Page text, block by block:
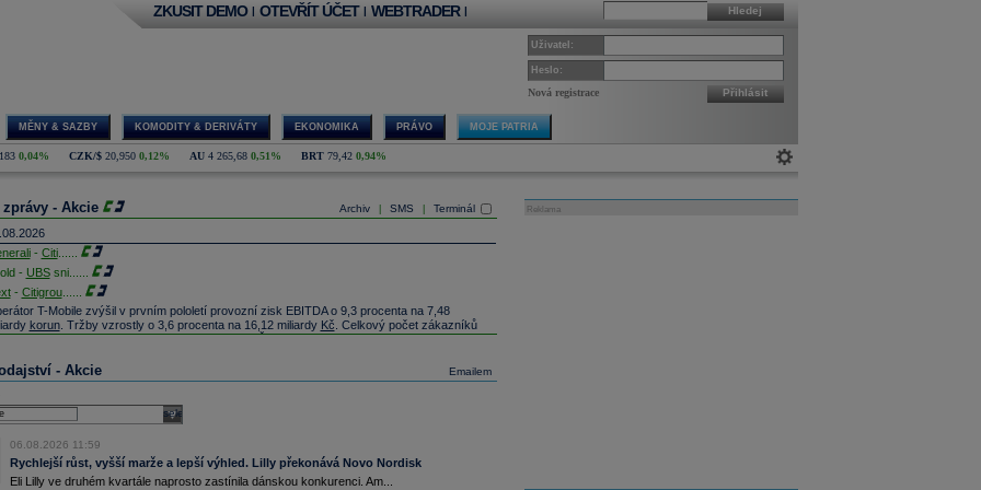
Hledej
ZKUSIT DEMO | OTEVŘÍT ÚČET | WEBTRADER |
Uživatel:
Heslo:
Nová registrace Přihlásit
MĚNY & SAZBY KOMODITY & DERIVÁTY EKONOMIKA PRÁVO MOJE PATRIA
0,04% CZK/$ 20,950 0,12% AU 4 265,68 0,51% BRT 79,42 0,94%
Archiv SMS Terminál
zprávy - Akcie
- Citi......
- UBSsni......
- Citigrou......
T-Mobile zvýšil v prvním pololetí provozní zisk EBITDA o 9,3 procenta na 7,48
korun. Tržby vzrostly o 3,6 procenta na 16,12 miliardy Kč . Celkový počet zákazníků
vzrostl o 0,7 procenta na 6,621 milionu (ČTK)
Technologies - TD Cowen snižuje cílovou cenu na 72
(Reuters)
-
zaměřuje například na výrobu příměsí do betonu. Dokončení obchodu se předpokládá do
roku 2026, transakci ještě musí schválit antimonopolní úřad (ČTK)
zisk ČSOB vzrostl na 10,2 mld.Kč(meziročně o 7 %). Celkový objem úvěrů
Emailem
- Akcie
select
06.08.2026 11:59
Rychlejší růst, vyšší marže a lepší výhled. Lilly překonává Novo Nordisk
Eli Lilly ve druhém kvartále naprosto zastínila dánskou konkurenci. Am...
Reklama